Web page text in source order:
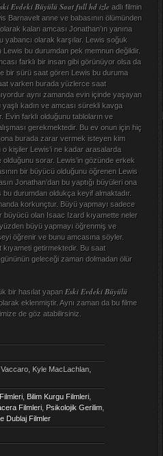
Evdeki Büyülü Saat full hd izleadlı filmin
Barnavelt anne ve babasının ölümünden
kalan amcası Jonathan’ın yanına
yabancı olarak karşılar. Lewis soğuk
bu durumdan pek memnun değildir.
farklı bir insan gibi görünüyor olsa da
bir sürü saat gören Lewis bu duruma
varken burada yüzlerce saat
aynı zamanda evin içinde yaşayan
kadın ve amcası sürekli kavga
farklı olduğunu tabloların ve
gerekmektedir. Bu ev onun için hiç
burada zarar vermek isteyen kim
kişiler Lewis’i ne kadar arasalarda
olduğunu sorar. Lewis’in gözünde erkek
bir büyücü olduğunu öğrenen Lewis
Jonathan’dan bu yaptığı büyüleri ona
durumdan oldukça keyif almaktadır.
korkunçtur. Büyü yapmayı sadece
büyücü olan Isaac Izard kıyamette neler
büyü yapmayı öğrenmiş ve
öğrenir ve bunu amcasına söyler.
kıyameti getirmektedir. Bu saat
geleceği zaman dolmadan ölür
bir hasılat yapan Eski Evdeki Büyülü
eklenmiştir. Aynı zaman da bu filme
de göz atabilirsiniz.
Kyle MacLachlan,
, Bilim Kurgu Filmleri,
Filmleri, Psikolojik Gerilim,
Dublaj Filmler